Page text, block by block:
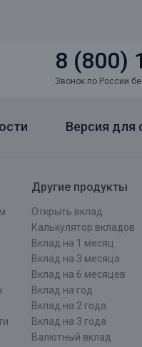
8 (800)
Звонок по России
Версия для
Другие продукты
Открыть вклад
Калькулятор вкладов
Вклад на 1 месяц
Вклад на 3 месяца
Вклад на 6 месяцев
Вклад на год
Вклад на 2 года
Вклад на 3 года
Валютный вклад